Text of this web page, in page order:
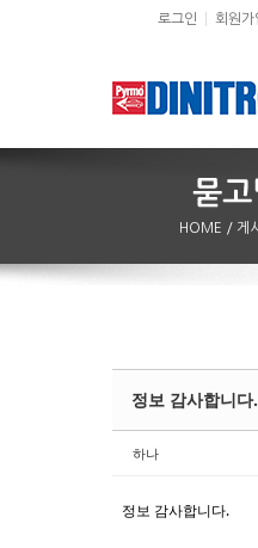
로그인 회원가
HOME / 게
정보 감사합니다.
하나
정보 감사합니다.